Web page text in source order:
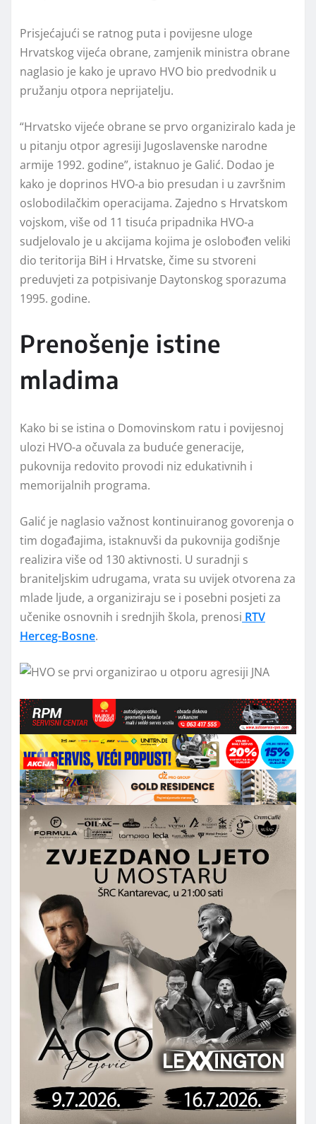
Prisjećajući se ratnog puta i povijesne uloge
Hrvatskog vijeća obrane, zamjenik ministra obrane
naglasio je kako je upravo HVO bio predvodnik u
pružanju otpora neprijatelju.
“Hrvatsko vijeće obrane se prvo organiziralo kada je
u pitanju otpor agresiji Jugoslavenske narodne
armije 1992. godine”, istaknuo je Galić. Dodao je
kako je doprinos HVO-a bio presudan i u završnim
oslobodilačkim operacijama. Zajedno s Hrvatskom
vojskom, više od 11 tisuća pripadnika HVO-a
sudjelovalo je u akcijama kojima je oslobođen veliki
dio teritorija BiH i Hrvatske, čime su stvoreni
preduvjeti za potpisivanje Daytonskog sporazuma
1995. godine.
Prenošenje istine
mladima
Kako bi se istina o Domovinskom ratu i povijesnoj
ulozi HVO-a očuvala za buduće generacije,
pukovnija redovito provodi niz edukativnih i
memorijalnih programa.
Galić je naglasio važnost kontinuiranog govorenja o
tim događajima, istaknuvši da pukovnija godišnje
realizira više od 130 aktivnosti. U suradnji s
braniteljskim udrugama, vrata su uvijek otvorena za
mlade ljude, a organiziraju se i posebni posjeti za
učenike osnovnih i srednjih škola, prenosi RTV
Herceg-Bosne.